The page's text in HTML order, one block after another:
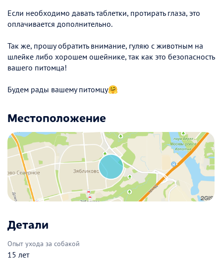
Если необходимо давать таблетки, протирать глаза, это
оплачивается дополнительно.
Так же, прошу обратить внимание, гуляю с животным на
шлейке либо хорошем ошейнике, так как это безопасность
вашего питомца!
Будем рады вашему питомцу🤗
Местоположение
Детали
Опыт ухода за собакой
15 лет